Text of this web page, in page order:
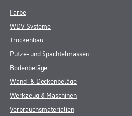
Farbe
WDV-Systeme
Trockenbau
Putze- und Spachtelmassen
Bodenbeläge
Wand- & Deckenbeläge
Werkzeug & Maschinen
Verbrauchsmaterialien